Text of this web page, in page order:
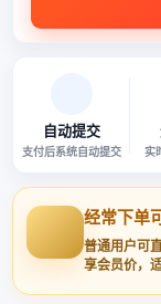
自动提交
支付后系统自动提交 实
经常下单
普通用户可
享会员价，